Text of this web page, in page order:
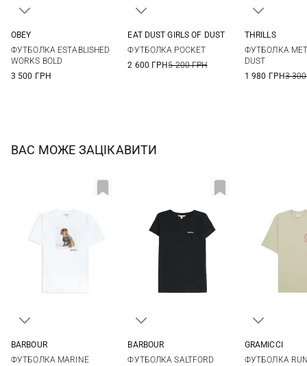
XXL
OBEY
ФУТБОЛКА ESTABLISHED
WORKS BOLD
3 500 ГРН
EAT DUST GIRLS OF DUST
ФУТБОЛКА POCKET
2 600 ГРН5 200 ГРН
THRILLS
ФУТБОЛКА
DUST
1 980 ГРН3
ВАС МОЖЕ ЗАЦІКАВИТИ
BARBOUR
ФУТБОЛКА MARINE
BARBOUR
ФУТБОЛКА SALTFORD
GRAMICCI
ФУТБОЛКА